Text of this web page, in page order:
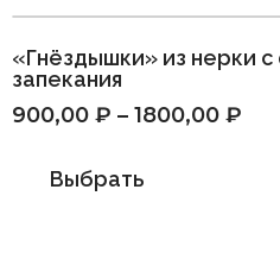
«Гнёздышки» из нерки
запекания
900,00 ₽ – 1800,00 ₽
Выбрать